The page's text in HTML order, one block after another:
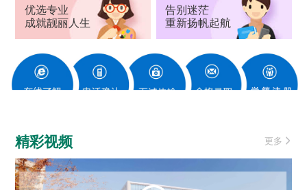
优选专业
成就靓丽人生
告别迷茫
重新扬帆起航
精彩视频 更多